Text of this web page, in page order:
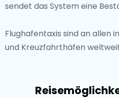
sendet das System eine
Flughafentaxis sind an allen
und Kreuzfahrthäfen